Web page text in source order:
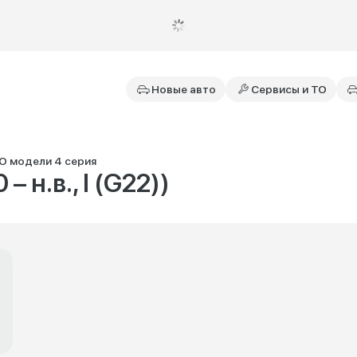
Новые авто Сервисы и ТО
модели 4 серия
н.в., I (G22))